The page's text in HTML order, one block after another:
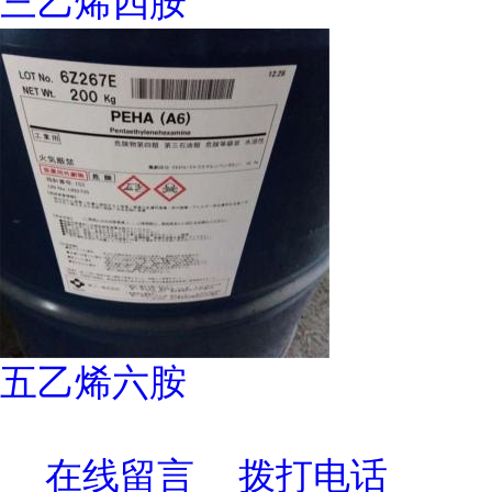
五乙烯六胺
在线留言 拨打电话